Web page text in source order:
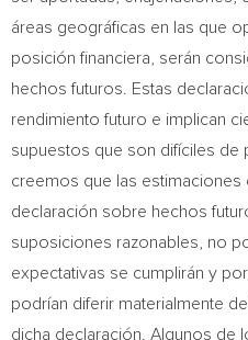
áreas geográficas en las que
posición financiera, serán
hechos futuros. Estas
rendimiento futuro e implican
supuestos que son difíciles de
creemos que las estimaciones
declaración sobre hechos
suposiciones razonables, no
expectativas se cumplirán y
podrían diferir materialmente
dicha declaración. Algunos de